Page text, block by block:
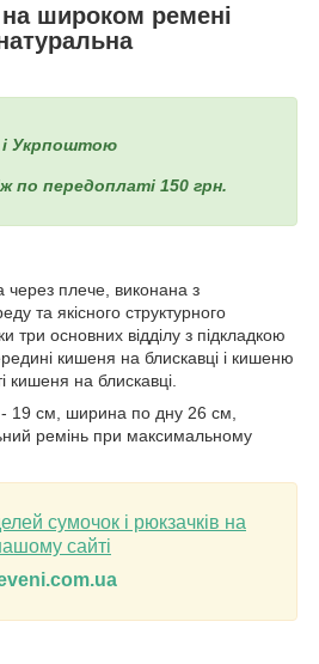
широком ремені
і Укрпоштою
по передоплаті 150 грн.
через плече, виконана з
та якісного структурного
три основних відділу з підкладкою
кишеня на блискавці і кишеню
кишеня на блискавці.
- 19 см, ширина по дну 26 см,
ремінь при максимальному
сумочок і рюкзачків на
сайті